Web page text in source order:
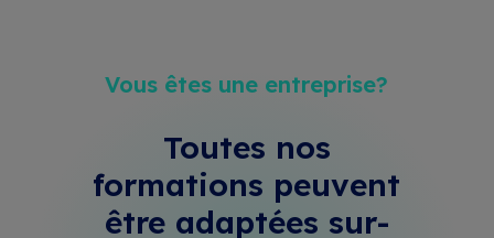
Vous êtes une entreprise?
Toutes nos
formations peuvent
être adaptées sur-